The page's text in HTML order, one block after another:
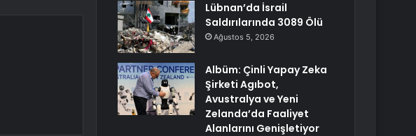
Lübnan’da İsrail
Saldırılarında 3089 Ölü
Ağustos 5, 2026
Albüm: Çinli Yapay Zeka
Şirketi Agıbot,
Avustralya ve Yeni
Zelanda’da Faaliyet
Alanlarını Genişletiyor